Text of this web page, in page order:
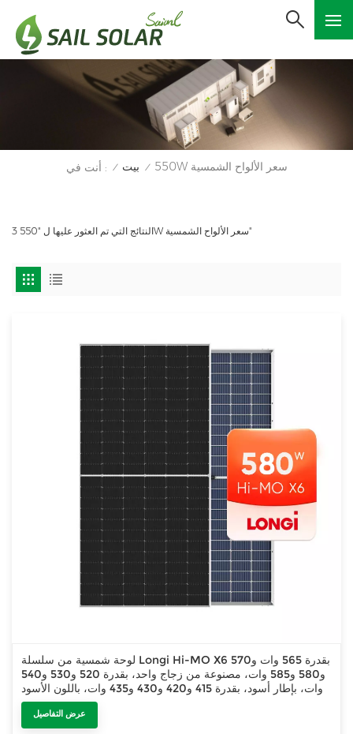
أنت في : / بيت / 550W سعر الألواح الشمسية
3 النتائج التي تم العثور عليها ل "550W سعر الألواح الشمسية"
لوحة شمسية من سلسلة Longi Hi-MO X6 بقدرة 565 وات و570
و580 و585 وات، مصنوعة من زجاج واحد، بقدرة 520 و530 و540
وات، بإطار أسود، بقدرة 415 و420 و430 و435 وات، باللون الأسود
بالكامل
عرض التفاصيل